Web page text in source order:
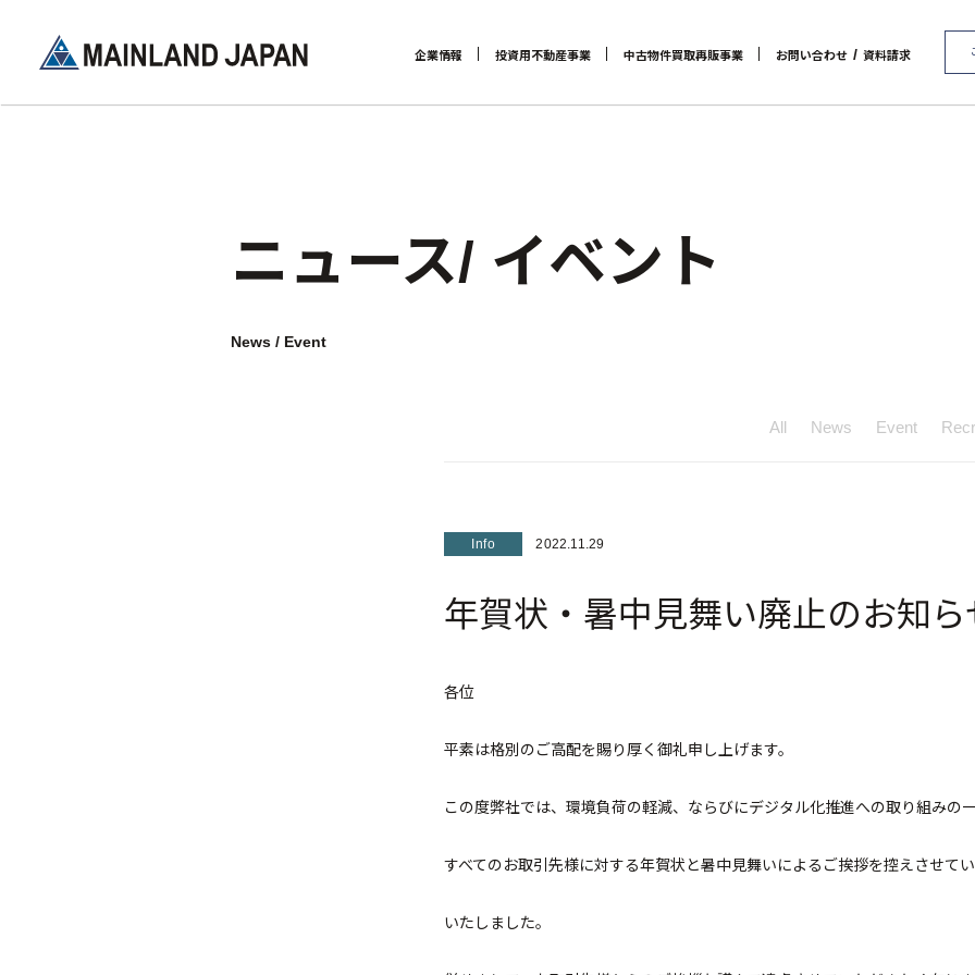
企業情報 投資用不動産事業 中古物件買取再販事業 お問い合わせ / 資料請求
ニュース/ イベント
News / Event
All News Event
Info 2022.11.29
年賀状・暑中見舞い廃止のお知ら
各位
平素は格別のご高配を賜り厚く御礼申し上げます。
この度弊社では、環境負荷の軽減、ならびにデジタル化推進への取り組みの一
すべてのお取引先様に対する年賀状と暑中見舞いによるご挨拶を控えさせて
いたしました。